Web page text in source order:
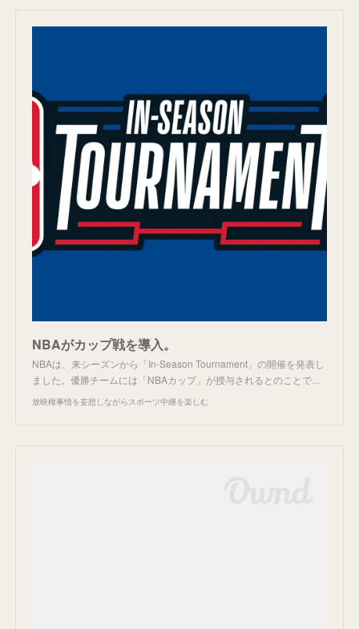
NBAがカップ戦を導入。
NBAは、来シーズンから「In-Season Tournament」の開催を発表し
ました。優勝チームには「NBAカップ」が授与されるとのことで…
放映権事情を妄想しながらスポーツ中継を楽しむ